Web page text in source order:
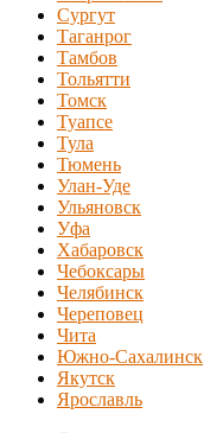
Сургут
Таганрог
Тамбов
Тольятти
Томск
Туапсе
Тула
Тюмень
Улан-Уде
Ульяновск
Уфа
Хабаровск
Чебоксары
Челябинск
Череповец
Чита
Южно-Сахалинск
Якутск
Ярославль